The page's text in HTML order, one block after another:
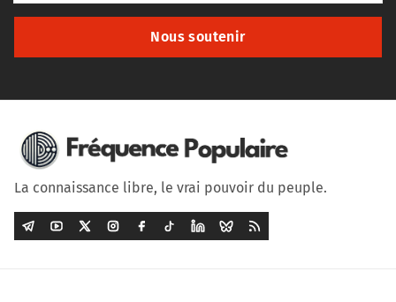
Nous soutenir
La connaissance libre, le vrai pouvoir du peuple.